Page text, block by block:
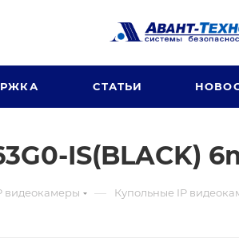
СТАТЬИ
IS(BLACK)
видеокамеры — Купольные IP